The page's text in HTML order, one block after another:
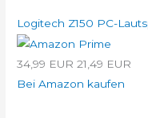
Logitech Z150 PC-
34,99 EUR 21,49 EUR
Bei Amazon kaufen